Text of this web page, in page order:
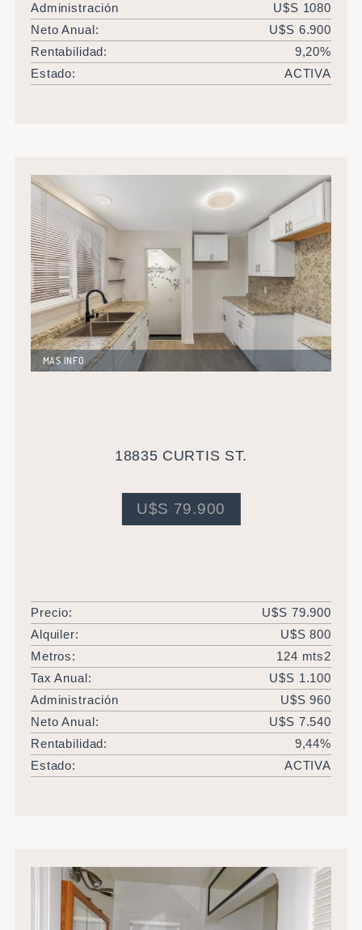
Administración
U$S 1080
Neto Anual:
U$S 6.900
Rentabilidad:
9,20%
Estado:
ACTIVA
MAS INFO
18835 CURTIS ST.
U$S 79.900
Precio:
U$S 79.900
Alquiler:
U$S 800
Metros:
124 mts2
Tax Anual:
U$S 1.100
Administración
U$S 960
Neto Anual:
U$S 7.540
Rentabilidad:
9,44%
Estado:
ACTIVA